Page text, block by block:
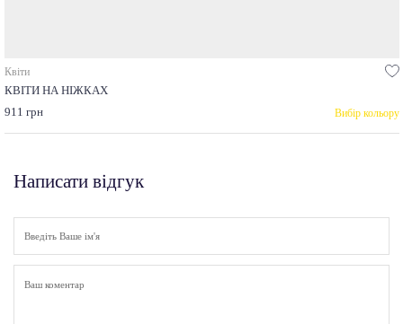
Квіти
КВІТИ НА НІЖКАХ
911 грн
Вибір кольору
Написати відгук